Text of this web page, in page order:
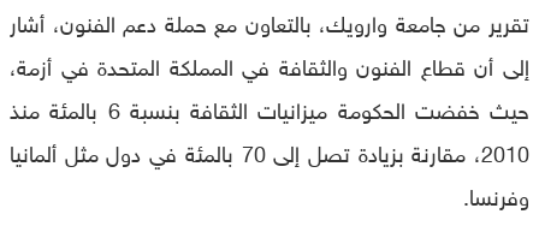
تقرير من جامعة وارويك، بالتعاون مع حملة دعم الفنون، أشار
إلى أن قطاع الفنون والثقافة في المملكة المتحدة في أزمة،
حيث خفضت الحكومة ميزانيات الثقافة بنسبة 6 بالمئة منذ
2010، مقارنة بزيادة تصل إلى 70 بالمئة في دول مثل ألمانيا
وفرنسا.